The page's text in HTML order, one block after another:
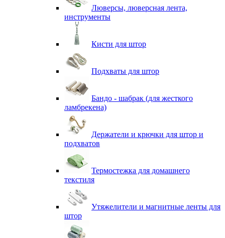
Люверсы, люверсная лента,
инструменты
Кисти для штор
Подхваты для штор
Бандо - шабрак (для жесткого
ламбрекена)
Держатели и крючки для штор и
подхватов
Термостежка для домашнего
текстиля
Утяжелители и магнитные ленты для
штор